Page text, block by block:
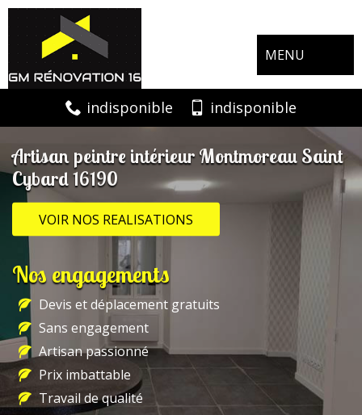
MENU
indisponible indisponible
Artisan peintre intérieur Montmoreau Saint
Cybard 16190
VOIR NOS REALISATIONS
Nos engagements
Devis et déplacement gratuits
Sans engagement
Artisan passionné
Prix imbattable
Travail de qualité